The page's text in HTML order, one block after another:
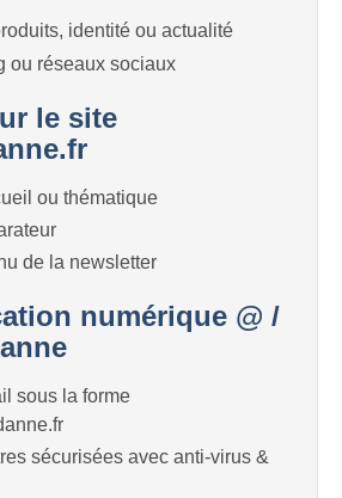
identité ou actualité
ou réseaux sociaux
le site
ou thématique
de la newsletter
numérique @ /
sous la forme
sécurisées avec anti-virus &